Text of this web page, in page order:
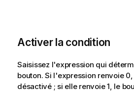
Activer la condition
Saisissez l'expression qui
bouton. Si l'expression renvoie
désactivé ; si elle renvoie 1, le